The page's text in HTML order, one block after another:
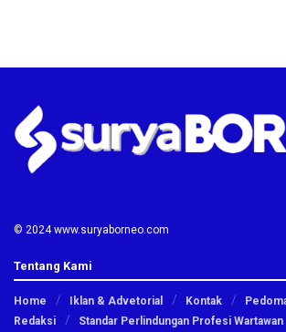
© 2024 www.suryaborneo.com
Tentang Kami
Home Iklan & Advetorial Kontak
Redaksi
Standar Perlindungan Profesi Wartawan